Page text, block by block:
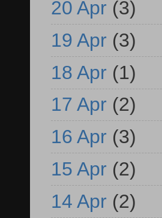
20 Apr (3)
19 Apr (3)
18 Apr (1)
17 Apr (2)
16 Apr (3)
15 Apr (2)
14 Apr (2)